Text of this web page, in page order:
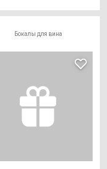
Бокалы для вина